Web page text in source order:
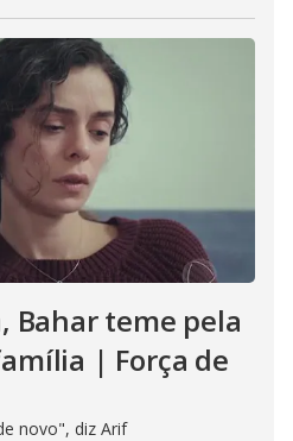
Bahar teme pela
| Força de
novo", diz Arif